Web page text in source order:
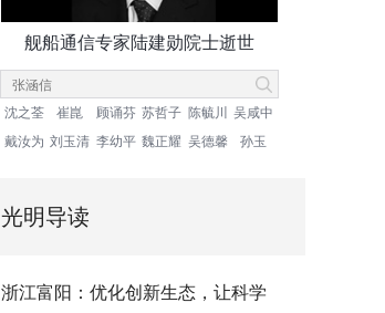
舰船通信专家陆建勋院士逝世
沈之荃 崔崑 顾诵芬 苏哲子 陈毓川
吴咸中
戴汝为 刘玉清 李幼平 魏正耀 吴德馨 孙玉
光明导读
浙江富阳：优化创新生态，让科学